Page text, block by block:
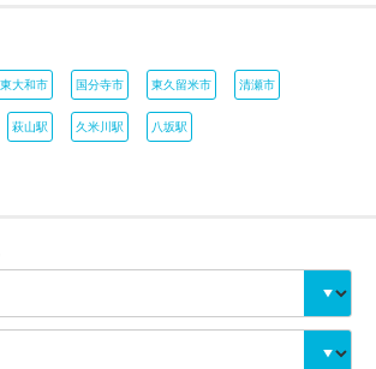
東大和市 国分寺市 東久留米市 清瀬市
萩山駅 久米川駅 八坂駅